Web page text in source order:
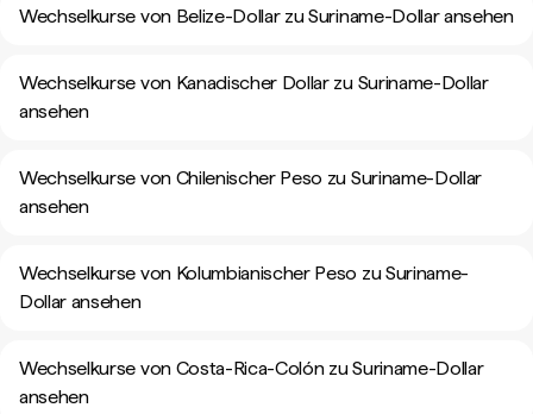
Wechselkurse von Belize-Dollar zu Suriname-Dollar ansehen
Wechselkurse von Kanadischer Dollar zu Suriname-Dollar
ansehen
Wechselkurse von Chilenischer Peso zu Suriname-Dollar
ansehen
Wechselkurse von Kolumbianischer Peso zu Suriname-
Dollar ansehen
Wechselkurse von Costa-Rica-Colón zu Suriname-Dollar
ansehen